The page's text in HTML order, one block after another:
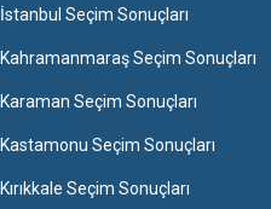
İstanbul Seçim Sonuçları
Kahramanmaraş Seçim Sonuçları
Karaman Seçim Sonuçları
Kastamonu Seçim Sonuçları
Kırıkkale Seçim Sonuçları